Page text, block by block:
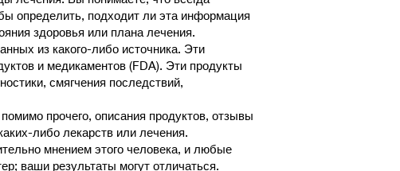
определить, подходит ли эта информация
здоровья или плана лечения.
из какого-либо источника. Эти
и медикаментов (FDA). Эти продукты
смягчения последствий,
прочего, описания продуктов, отзывы
либо лекарств или лечения.
мнением этого человека, и любые
ваши результаты могут отличаться.